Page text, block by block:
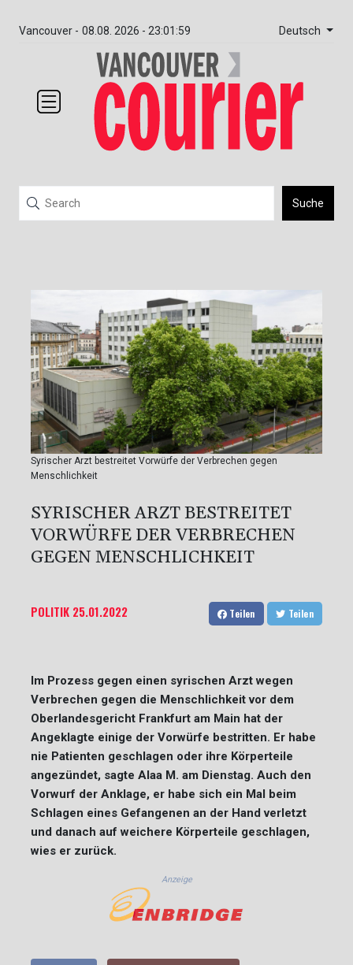
Vancouver - 08.08. 2026 - 23:01:59 Deutsch
Suche
Syrischer Arzt bestreitet Vorwürfe der Verbrechen gegen
Menschlichkeit
SYRISCHER ARZT BESTREITET
VORWÜRFE DER VERBRECHEN
GEGEN MENSCHLICHKEIT
POLITIK 25.01.2022 Teilen Teilen
Im Prozess gegen einen syrischen Arzt wegen
Verbrechen gegen die Menschlichkeit vor dem
Oberlandesgericht Frankfurt am Main hat der
Angeklagte einige der Vorwürfe bestritten. Er habe
nie Patienten geschlagen oder ihre Körperteile
angezündet, sagte Alaa M. am Dienstag. Auch den
Vorwurf der Anklage, er habe sich ein Mal beim
Schlagen eines Gefangenen an der Hand verletzt
und danach auf weichere Körperteile geschlagen,
wies er zurück.
Anzeige